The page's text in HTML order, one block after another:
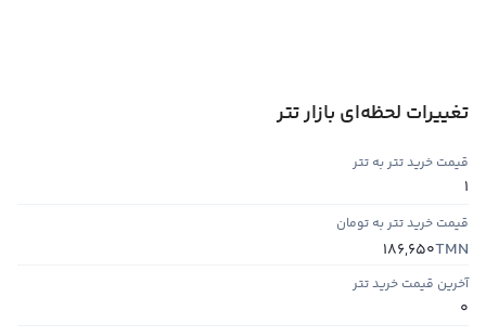
تغییرات لحظه‌ای بازار تتر
قیمت خرید تتر به تتر
1
قیمت خرید تتر به تومان
TMN
186,650
آخرین قیمت خرید تتر
0